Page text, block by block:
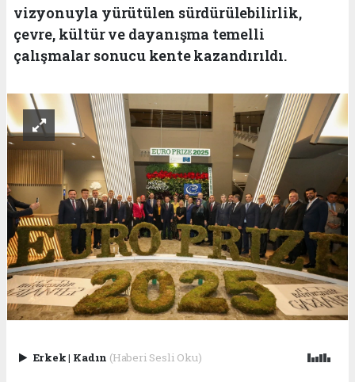
vizyonuyla yürütülen sürdürülebilirlik,
çevre, kültür ve dayanışma temelli
çalışmalar sonucu kente kazandırıldı.
Erkek| Kadın (Haberi Sesli Oku)